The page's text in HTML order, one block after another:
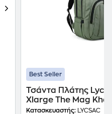
Best Seller
Τσάντα Πλάτης
Xlarge The Mag
Πράσινη
Κατασκευαστής: LYCSAC